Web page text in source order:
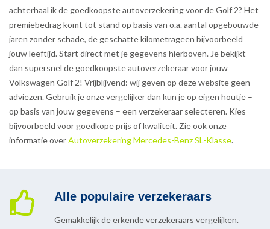
achterhaal ik de goedkoopste autoverzekering voor de Golf 2? Het
premiebedrag komt tot stand op basis van o.a. aantal opgebouwde
jaren zonder schade, de geschatte kilometrageen bijvoorbeeld
jouw leeftijd. Start direct met je gegevens hierboven. Je bekijkt
dan supersnel de goedkoopste autoverzekeraar voor jouw
Volkswagen Golf 2! Vrijblijvend: wij geven op deze website geen
adviezen. Gebruik je onze vergelijker dan kun je op eigen houtje –
op basis van jouw gegevens – een verzekeraar selecteren. Kies
bijvoorbeeld voor goedkope prijs of kwaliteit. Zie ook onze
informatie overAutoverzekering Mercedes-Benz SL-Klasse.
Alle populaire verzekeraars
Gemakkelijk de erkende verzekeraars vergelijken.